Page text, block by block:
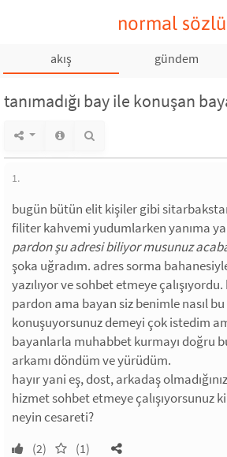
normal
akış gündem
tanımadığı bay ile konuşan
1.
bugün bütün elit kişiler gibi
filiter kahvemi yudumlarken yanıma
pardon şu adresi biliyor musunuz
şoka uğradım. adres sorma
yazılıyor ve sohbet etmeye
pardon ama bayan siz benimle nasıl
konuşuyorsunuz demeyi çok istedim
bayanlarla muhabbet kurmayı doğru
arkamı döndüm ve yürüdüm.
hayır yani eş, dost, arkadaş
hizmet sohbet etmeye çalışıyorsunuz ki
neyin cesareti?
(2) (1)